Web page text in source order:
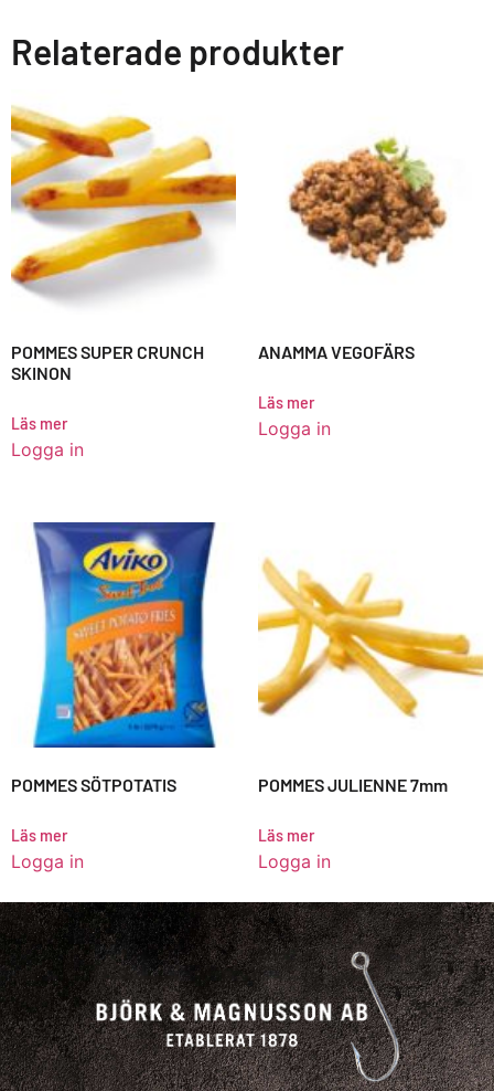
Relaterade produkter
POMMES SUPER CRUNCH
SKINON
Läs mer
Logga in
ANAMMA VEGOFÄRS
Läs mer
Logga in
POMMES SÖTPOTATIS
Läs mer
Logga in
POMMES JULIENNE 7mm
Läs mer
Logga in